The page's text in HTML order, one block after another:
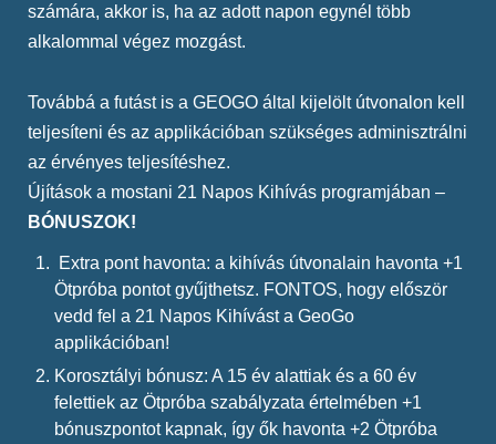
számára, akkor is, ha az adott napon egynél több
alkalommal végez mozgást.
Továbbá a futást is a GEOGO által kijelölt útvonalon kell
teljesíteni és az applikációban szükséges adminisztrálni
az érvényes teljesítéshez.
Újítások a mostani 21 Napos Kihívás programjában –
BÓNUSZOK!
Extra pont havonta: a kihívás útvonalain havonta +1
Ötpróba pontot gyűjthetsz. FONTOS, hogy először
vedd fel a 21 Napos Kihívást a GeoGo
applikációban!
Korosztályi bónusz: A 15 év alattiak és a 60 év
felettiek az Ötpróba szabályzata értelmében +1
bónuszpontot kapnak, így ők havonta +2 Ötpróba